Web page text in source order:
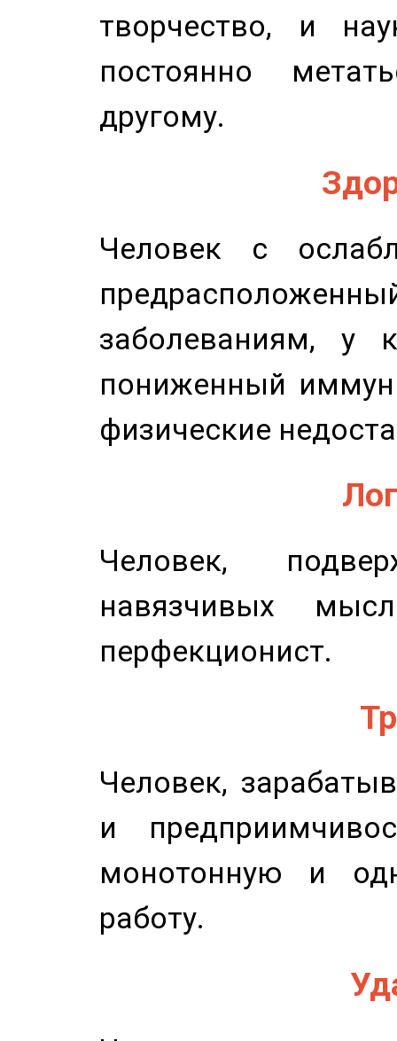
творчество, и
постоянно
другому.
Человек с
заболеваниям, у
пониженный
физические
Человек,
навязчивых
перфекционист.
Человек,
и
монотонную и
работу.